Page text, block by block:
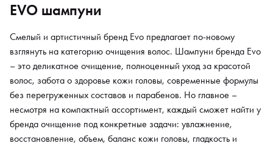
EVO шампуни
Смелый и артистичный бренд Evo предлагает по-новому
взглянуть на категорию очищения волос. Шампуни бренда Evo
– это деликатное очищение, полноценный уход за красотой
волос, забота о здоровье кожи головы, современные формулы
без перегруженных составов и парабенов. Но главное –
несмотря на компактный ассортимент, каждый сможет найти у
бренда очищение под конкретные задачи: увлажнение,
восстановление, объем, баланс кожи головы, гладкость и